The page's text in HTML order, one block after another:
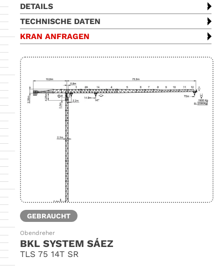
DETAILS
TECHNISCHE DATEN
KRAN ANFRAGEN
GEBRAUCHT
Obendreher
BKL SYSTEM SÁEZ
TLS 75 14T SR